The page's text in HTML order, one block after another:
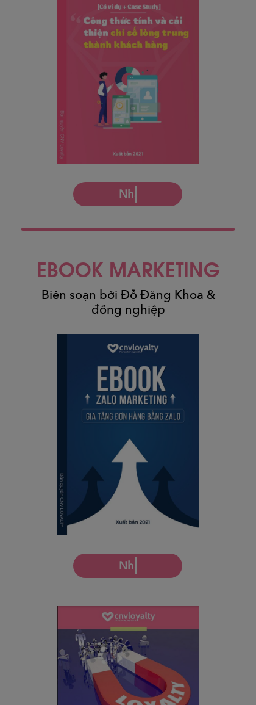
Nhận miễn phí
EBOOK MARKETING
Biên soạn bởi Đỗ Đăng Khoa &
đồng nghiệp
Nhận miễn phí